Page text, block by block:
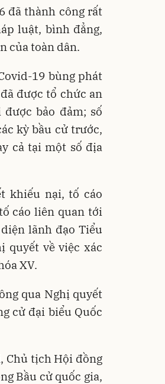
đã thành công rất
luật, bình đẳng,
của toàn dân.
19 bùng phát
được tổ chức an
bảo đảm; số
kỳ bầu cử trước,
cả tại một số địa
khiếu nại, tố cáo
cáo liên quan tới
lãnh đạo Tiểu
quyết về việc xác
XV.
qua Nghị quyết
cử đại biểu Quốc
Chủ tịch Hội đồng
Bầu cử quốc gia,